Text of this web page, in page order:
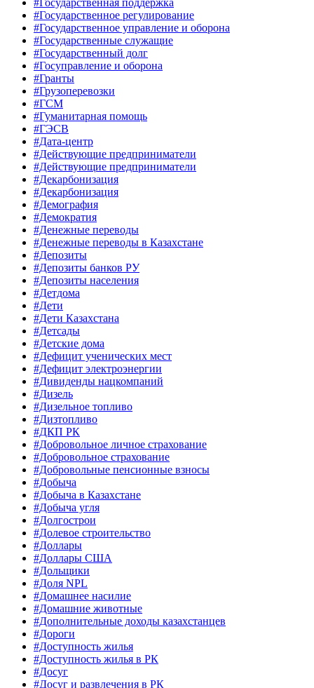
#Государственное регулирование
#Государственное управление и оборона
#Государственные служащие
#Государственный долг
#Госуправление и оборона
#Гранты
#Грузоперевозки
#ГСМ
#Гуманитарная помощь
#ГЭСВ
#Дата-центр
#Действующие предприниматели
#Действующие предприниматели
#Декарбонизация
#Декарбонизация
#Демография
#Демократия
#Денежные переводы
#Денежные переводы в Казахстане
#Депозиты
#Депозиты банков РУ
#Депозиты населения
#Детдома
#Дети
#Дети Казахстана
#Детсады
#Детские дома
#Дефицит ученических мест
#Дефицит электроэнергии
#Дивиденды нацкомпаний
#Дизель
#Дизельное топливо
#Дизтопливо
#ДКП РК
#Добровольное личное страхование
#Добровольное страхование
#Добровольные пенсионные взносы
#Добыча
#Добыча в Казахстане
#Добыча угля
#Долгострои
#Долевое строительство
#Доллары
#Доллары США
#Дольщики
#Доля NPL
#Домашнее насилие
#Домашние животные
#Дополнительные доходы казахстанцев
#Дороги
#Доступность жилья
#Доступность жилья в РК
#Досуг
#Досуг и развлечения в РК